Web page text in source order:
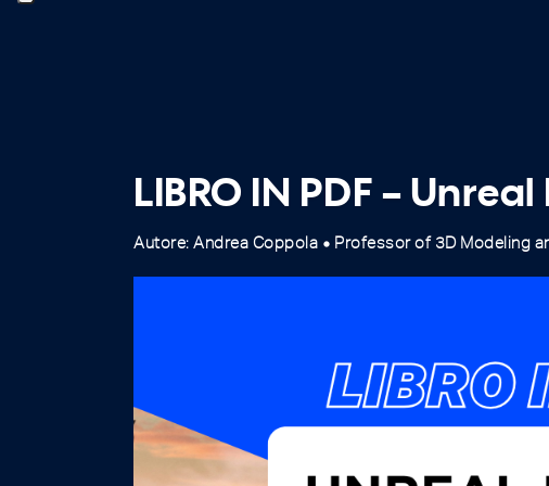
LIBRO IN PDF –
Autore: Andrea Coppola fiber_manual_record Professor of 3D Modeling